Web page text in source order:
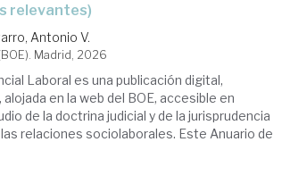
relevantes)
Antonio V.
Madrid, 2026
Laboral es una publicación digital,
en la web del BOE, accesible en
de la doctrina judicial y de la jurisprudencia
relaciones sociolaborales. Este Anuario de